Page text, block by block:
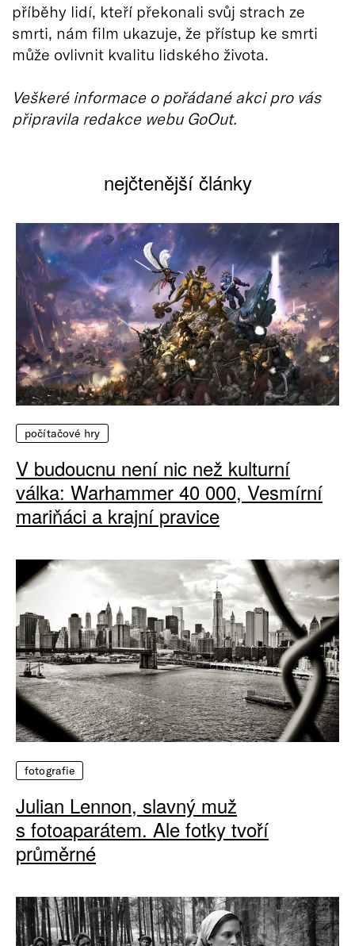
příběhy lidí, kteří překonali svůj strach ze
smrti, nám film ukazuje, že přístup ke smrti
může ovlivnit kvalitu lidského života.
Veškeré informace o pořádané akci pro vás
připravila redakce webu GoOut.
nejčtenější články
počítačové hry
V budoucnu není nic než kulturní
válka: Warhammer 40 000, Vesmírní
mariňáci a krajní pravice
fotografie
Julian Lennon, slavný muž
s fotoaparátem. Ale fotky tvoří
průměrné